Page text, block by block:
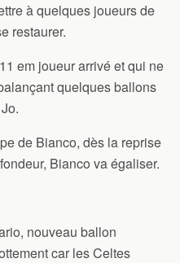
à quelques joueurs de
restaurer.
em joueur arrivé et qui ne
quelques ballons
de Bianco, dès la reprise
Bianco va égaliser.
nouveau ballon
car les Celtes